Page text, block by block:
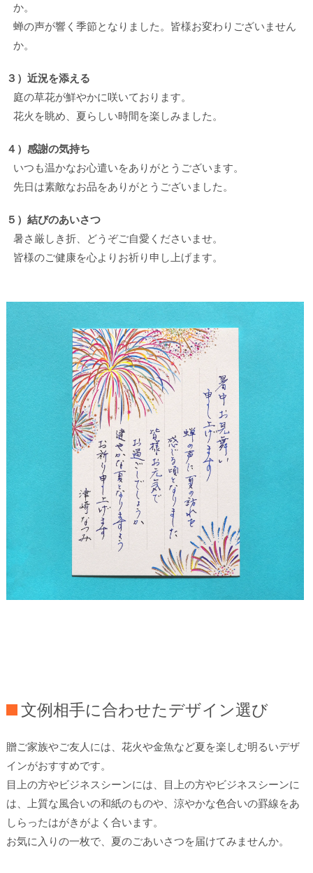
か。
蝉の声が響く季節となりました。皆様お変わりございません
か。
３）近況を添える
庭の草花が鮮やかに咲いております。
花火を眺め、夏らしい時間を楽しみました。
４）感謝の気持ち
いつも温かなお心遣いをありがとうございます。
先日は素敵なお品をありがとうございました。
５）結びのあいさつ
暑さ厳しき折、どうぞご自愛くださいませ。
皆様のご健康を心よりお祈り申し上げます。
文例相手に合わせたデザイン選び
贈ご家族やご友人には、花火や金魚など夏を楽しむ明るいデザ
インがおすすめです。
目上の方やビジネスシーンには、目上の方やビジネスシーンに
は、上質な風合いの和紙のものや、涼やかな色合いの罫線をあ
しらったはがきがよく合います。
お気に入りの一枚で、夏のごあいさつを届けてみませんか。